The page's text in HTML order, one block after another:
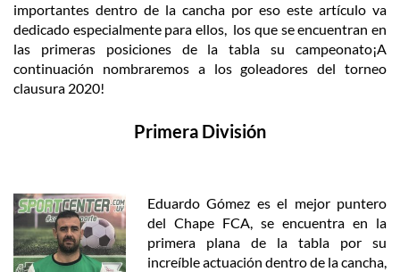
importantes dentro de la cancha por eso este artículo va
dedicado especialmente para ellos, los que se encuentran en
las primeras posiciones de la tabla su campeonato¡A
continuación nombraremos a los goleadores del torneo
clausura 2020!
Primera División
Eduardo Gómez es el mejor puntero
del Chape FCA, se encuentra en la
primera plana de la tabla por su
increíble actuación dentro de la cancha,